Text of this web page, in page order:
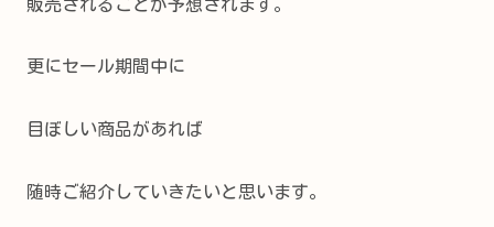
販売されることが予想されます。
更にセール期間中に
目ぼしい商品があれば
随時ご紹介していきたいと思います。